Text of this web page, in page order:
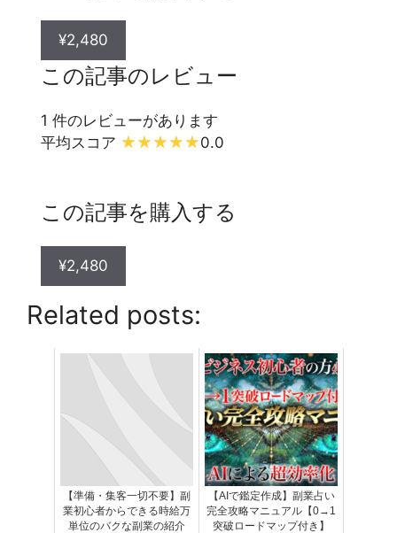
¥2,480
この記事のレビュー
1 件のレビューがあります
平均スコア
0.0
この記事を購入する
¥2,480
Related posts:
【準備・集客一切不要】副
業初心者からできる時給万
単位のバクな副業の紹介
【AIで鑑定作成】副業占い
完全攻略マニュアル【0→1
突破ロードマップ付き】